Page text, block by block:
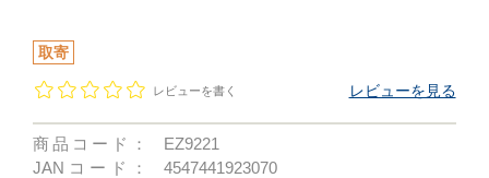
取寄
レビューを書く レビューを見る
商品コード：
EZ9221
JANコード：
4547441923070